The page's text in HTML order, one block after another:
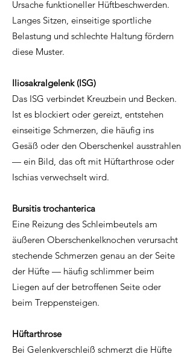
Ursache funktioneller Hüftbeschwerden.
Langes Sitzen, einseitige sportliche
Belastung und schlechte Haltung fördern
diese Muster.
Iliosakralgelenk (ISG)
Das ISG verbindet Kreuzbein und Becken.
Ist es blockiert oder gereizt, entstehen
einseitige Schmerzen, die häufig ins
Gesäß oder den Oberschenkel ausstrahlen
— ein Bild, das oft mit Hüftarthrose oder
Ischias verwechselt wird.
Bursitis trochanterica
Eine Reizung des Schleimbeutels am
äußeren Oberschenkelknochen verursacht
stechende Schmerzen genau an der Seite
der Hüfte — häufig schlimmer beim
Liegen auf der betroffenen Seite oder
beim Treppensteigen.
Hüftarthrose
Bei Gelenkverschleiß schmerzt die Hüfte